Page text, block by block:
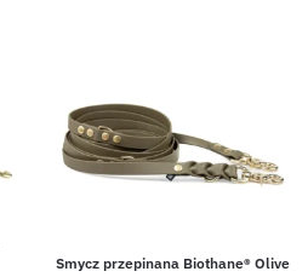
Smycz przepinana Biothane® Olive